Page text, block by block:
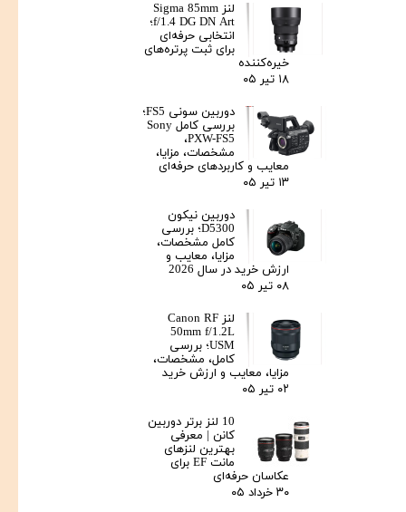
لنز Sigma 85mm
f/1.4 DG DN Art؛
انتخابی حرفه‌ای
برای ثبت پرتره‌های
خیره‌کننده
۱۸ تیر ۰۵
دوربین سونی FS5؛
بررسی کامل Sony
PXW-FS5،
مشخصات، مزایا،
معایب و کاربردهای حرفه‌ای
۱۳ تیر ۰۵
دوربین نیکون
D5300؛ بررسی
کامل مشخصات،
مزایا، معایب و
ارزش خرید در سال 2026
۰۸ تیر ۰۵
لنز Canon RF
50mm f/1.2L
USM؛ بررسی
کامل، مشخصات،
مزایا، معایب و ارزش خرید
۰۲ تیر ۰۵
10 لنز برتر دوربین
کانن | معرفی
بهترین لنزهای
مانت EF برای
عکاسان حرفه‌ای
۳۰ خرداد ۰۵